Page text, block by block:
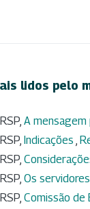
lidos pelo
A mensagem
Indicações ,
Os
Comissão de